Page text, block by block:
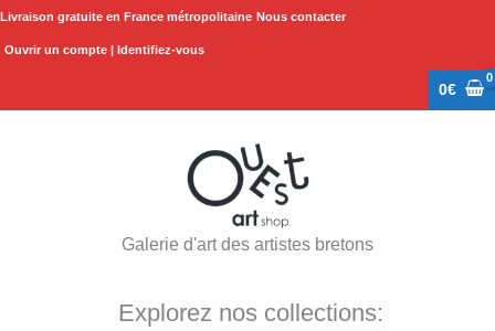
Aller
Livraison gratuite en France métropolitaine Nous contacter
Ouvrir un compte | Identifiez-vous
0€
Galerie d'art des artistes bretons
Explorez nos collections: